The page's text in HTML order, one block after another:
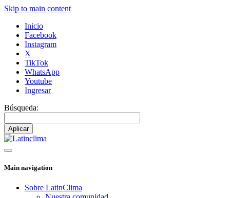
Skip to main content
Inicio
Facebook
Instagram
X
TikTok
WhatsApp
Youtube
Ingresar
Búsqueda:
Main navigation
Sobre LatinClima